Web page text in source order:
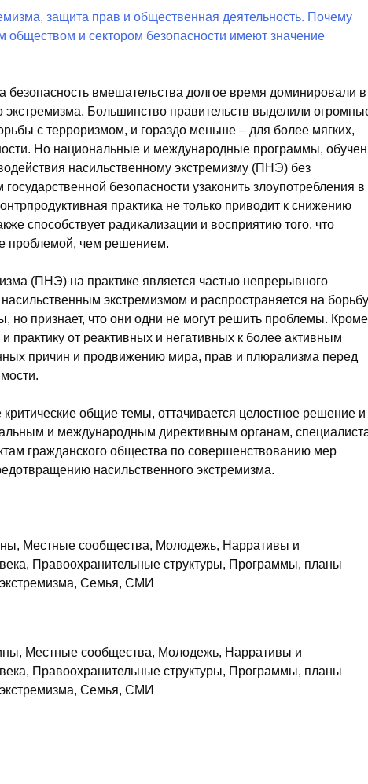
безопасность вмешательства долгое время доминировали в
экстремизма. Большинство правительств выделили
с терроризмом, и гораздо меньше – для более мягких,
Но национальные и международные программы,
насильственному экстремизму (ПНЭ) без
безопасности узаконить злоупотребления в
практика не только приводит к снижению
способствует радикализации и восприятию того, что
проблемой, чем решением.
(ПНЭ) на практике является частью непрерывного
экстремизмом и распространяется на
но признает, что они одни не могут решить проблемы. Кроме
практику от реактивных и негативных к более активным
причин и продвижению мира, прав и плюрализма перед
критические общие темы, оттачивается целостное решение и
и международным директивным органам,
гражданского общества по совершенствованию мер
насильственного экстремизма.
Местные сообщества, Молодежь, Нарративы и
Правоохранительные структуры, Программы, планы
экстремизма, Семья, СМИ
Местные сообщества, Молодежь, Нарративы и
Правоохранительные структуры, Программы, планы
экстремизма, Семья, СМИ